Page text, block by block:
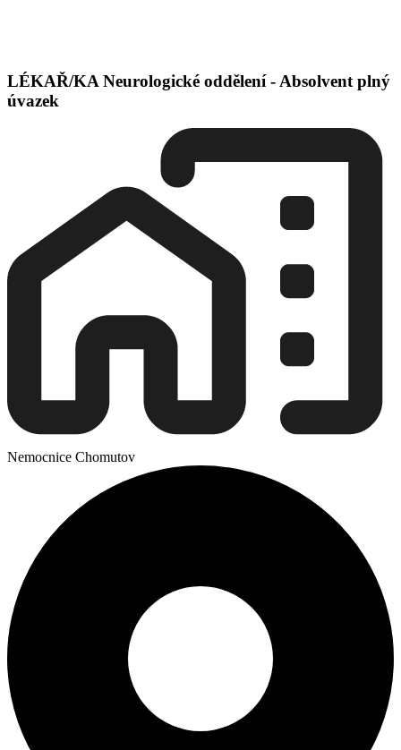
LÉKAŘ/KA Neurologické oddělení - Absolvent plný
úvazek
Nemocnice Chomutov